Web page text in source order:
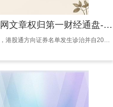
万博manbext体育官网app官网文章权归第一财经通盘-万博manbext体育官网(中国)官方网站登录入口
深交所公告万博manbext体育官网app官网，港股通方向证券名单发生诊治并自2026年8月7日起顺利，调入晶书册成。 举报 第一财经告白趋附，请点击这里此实质为第一财经原创，文章权归第一财经通盘。未经第一财经籍面授权，不得以任何姿色加以使用，包括转载、摘编、复制或培植镜像。第一财经保留讲求侵权者法律牵扯的权柄。如需获取授权请研究第一财经版权部：banquan@yicai.com 联系阅读 药明康德上调全年收入预期，恢复1260H名单诉讼推崇 药物安全性评价业务收入同比增长四成多。 11832